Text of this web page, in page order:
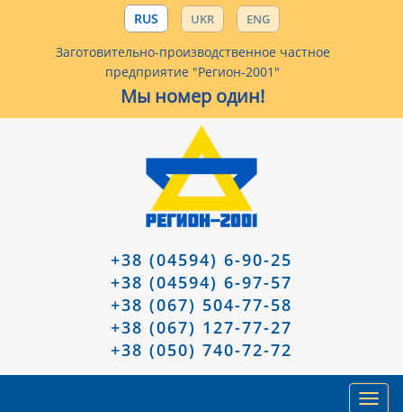
RUS UKR ENG
Заготовительно-производственное частное
предприятие "Регион-2001"
Мы номер один!
+38 (04594) 6-90-25
+38 (04594) 6-97-57
+38 (067) 504-77-58
+38 (067) 127-77-27
+38 (050) 740-72-72